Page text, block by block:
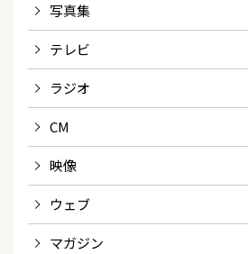
写真集
テレビ
ラジオ
CM
映像
ウェブ
マガジン